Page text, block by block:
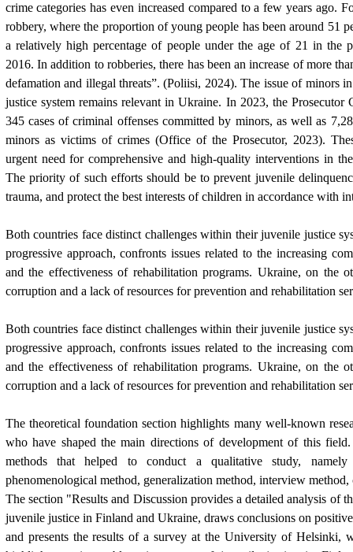
crime categories has even increased compared to a few years ago.
robbery, where the proportion of young people has been around 51
a relatively high percentage of people under the age of 21 in the
2016. In addition to robberies, there has been an increase of more
defamation and illegal threats”. (Poliisi, 2024). The issue of minors
justice system remains relevant in Ukraine. In 2023, the Prosecutor
345 cases of criminal offenses committed by minors, as well as
minors as victims of crimes (Office of the Prosecutor, 2023).
urgent need for comprehensive and high-quality interventions in
The priority of such efforts should be to prevent juvenile
trauma, and protect the best interests of children in accordance with
Both countries face distinct challenges within their juvenile justice
progressive approach, confronts issues related to the increasing
and the effectiveness of rehabilitation programs. Ukraine, on the
corruption and a lack of resources for prevention and rehabilitation
Both countries face distinct challenges within their juvenile justice
progressive approach, confronts issues related to the increasing
and the effectiveness of rehabilitation programs. Ukraine, on the
corruption and a lack of resources for prevention and rehabilitation
The theoretical foundation section highlights many well-known
who have shaped the main directions of development of this
methods that helped to conduct a qualitative study, namely
phenomenological method, generalization method, interview
The section "Results and Discussion provides a detailed analysis of
juvenile justice in Finland and Ukraine, draws conclusions on
and presents the results of a survey at the University of Helsinki,